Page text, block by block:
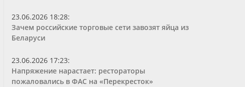
23.06.2026 18:28:
Зачем российские торговые сети завозят яйца из
Беларуси
23.06.2026 17:23:
Напряжение нарастает: рестораторы
пожаловались в ФАС на «Перекресток»